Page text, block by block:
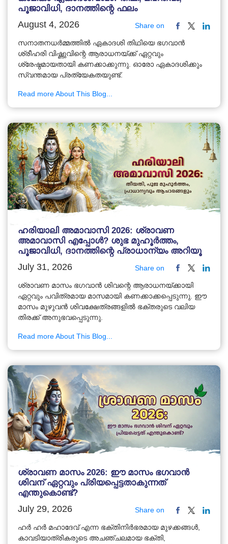
പൂജാവിധി, ദാനത്തിന്റെ ഫലം
August 4, 2026 Share on
സനാതനധർമ്മത്തിൽ ഏകാദശി തിഥിയെ ഭഗവാൻ
ശ്രീഹരി വിഷ്ണുവിന്റെ ആരാധനയ്ക്ക് ഏറ്റവും
ശ്രേഷ്ഠമായതായി കണക്കാക്കുന്നു. ഓരോ ഏകാദശിക്കും
സ്വന്തമായ പ്രത്യേകതയുണ്ട്.
Read more About This Blog...
ഹരിയാലി അമാവാസി 2026: ശ്രാവണ
അമാവാസി എപ്പോൾ? ശുഭ മുഹൂർത്തം,
പൂജാവിധി, ദാനത്തിന്റെ പ്രാധാന്യം അറിയൂ
July 31, 2026 Share on
ശ്രാവണ മാസം ഭഗവാൻ ശിവന്റെ ആരാധനയ്ക്കായി
ഏറ്റവും പവിത്രമായ മാസമായി കണക്കാക്കപ്പെടുന്നു. ഈ
മാസം മുഴുവൻ ശിവക്ഷേത്രങ്ങളിൽ ഭക്തരുടെ വലിയ
തിരക്ക് അനുഭവപ്പെടുന്നു.
Read more About This Blog...
ശ്രാവണ മാസം 2026: ഈ മാസം ഭഗവാൻ
ശിവന് ഏറ്റവും പ്രിയപ്പെട്ടതാകുന്നത്
എന്തുകൊണ്ട്?
July 29, 2026 Share on
ഹർ ഹർ മഹാദേവ് എന്ന ഭക്തിനിർഭരമായ മുഴക്കങ്ങൾ,
കാവടിയാത്രികരുടെ അചഞ്ചലമായ ഭക്തി,